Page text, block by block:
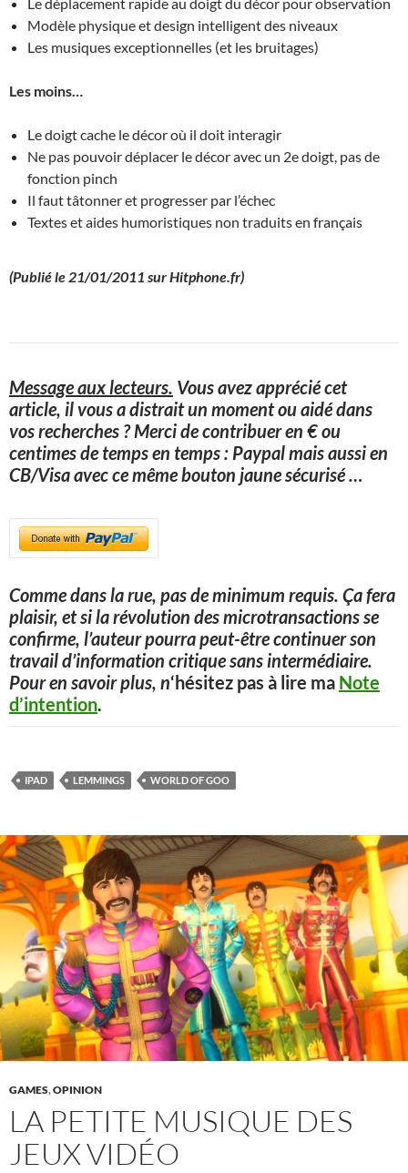
Modèle physique et design intelligent des niveaux
Les musiques exceptionnelles (et les bruitages)
Les moins…
Le doigt cache le décor où il doit interagir
Ne pas pouvoir déplacer le décor avec un 2e doigt, pas de
fonction pinch
Il faut tâtonner et progresser par l’échec
Textes et aides humoristiques non traduits en français
(Publié le 21/01/2011 sur Hitphone.fr)
Message aux lecteurs. Vous avez apprécié cet
article, il vous a distrait un moment ou aidé dans
vos recherches ? Merci de contribuer en € ou
centimes de temps en temps : Paypal mais aussi en
CB/Visa avec ce même bouton jaune sécurisé…
Comme dans la rue, pas de minimum requis. Ça fera
plaisir, et si la révolution des microtransactions se
confirme, l’auteur pourra peut-être continuer son
travail d’information critique sans intermédiaire.
Pour en savoir plus, n‘hésitez pas à lire ma Note
d’intention.
IPAD LEMMINGS WORLD OF GOO
GAMES,OPINION
LA PETITE MUSIQUE DES
JEUX VIDÉO